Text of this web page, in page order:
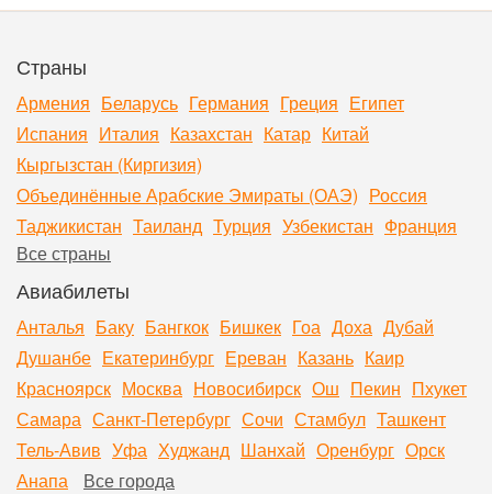
Страны
Армения Беларусь Германия Греция Египет
Испания Италия Казахстан Катар Китай
Кыргызстан (Киргизия)
Объединённые Арабские Эмираты (ОАЭ) Россия
Таджикистан Таиланд Турция Узбекистан Франция
Все страны
Авиабилеты
Анталья Баку Бангкок Бишкек Гоа Доха Дубай
Душанбе Екатеринбург Ереван Казань Каир
Красноярск Москва Новосибирск Ош Пекин Пхукет
Самара Санкт-Петербург Сочи Стамбул Ташкент
Тель-Авив Уфа Худжанд Шанхай Оренбург Орск
Анапа
Все города